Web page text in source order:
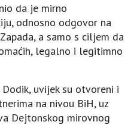
da je mirno
odnosno odgovor na
a samo s ciljem da
legalno i legitimno
Dodik, uvijek su otvoreni i
na nivou BiH, uz
Dejtonskog mirovnog